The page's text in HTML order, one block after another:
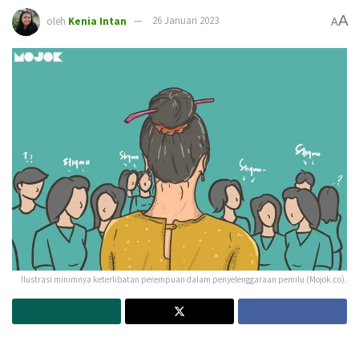
oleh Kenia Intan 26 Januari 2023 AA
Ilustrasi minimnya keterlibatan perempuan dalam penyelenggaraan pemilu (Mojok.co).